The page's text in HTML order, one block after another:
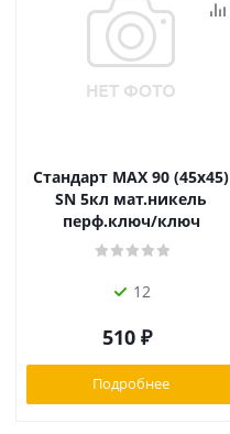
Стандарт MAX 90 (45х45)
SN 5кл мат.никель
перф.ключ/ключ
12
510 ₽
Подробнее